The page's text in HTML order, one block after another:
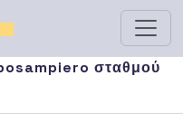
■
σταθμού